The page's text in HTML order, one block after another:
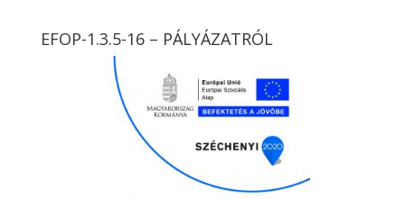
EFOP-1.3.5-16 – PÁLYÁZATRÓL